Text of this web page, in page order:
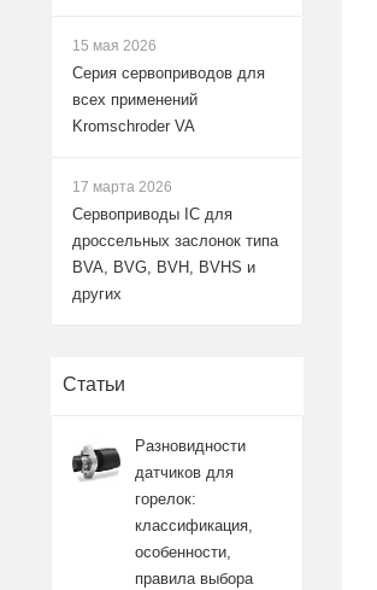
15 мая 2026
Серия сервоприводов для
всех применений
Kromschroder VA
17 марта 2026
Сервоприводы IC для
дроссельных заслонок типа
BVA, BVG, BVH, BVHS и
других
Статьи
Разновидности
датчиков для
горелок:
классификация,
особенности,
правила выбора